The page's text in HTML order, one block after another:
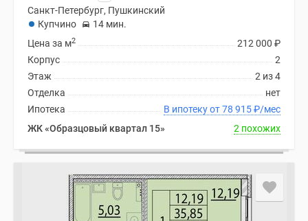
Санкт-Петербург, Пушкинский
Купчино
14 мин.
212 000 ₽
Цена за м2
2
Корпус
2 из 4
Этаж
нет
Отделка
В ипотеку от 78 915₽/мес
Ипотека
ЖК «Образцовый квартал 15»
2 похожих